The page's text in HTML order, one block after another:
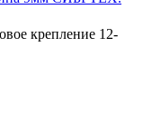
крепление 12-